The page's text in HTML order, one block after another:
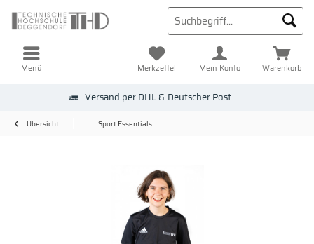
Menü Warenkorb
Merkzettel Mein Konto
Versand per DHL & Deutscher Post
Übersicht Sport Essentials